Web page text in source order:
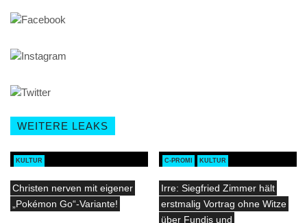
WEITERE LEAKS
KULTUR
Christen nerven mit eigener
„Pokémon Go“-Variante!
C-PROMI KULTUR
Irre: Siegfried Zimmer hält
erstmalig Vortrag ohne Witze
über Fundis und